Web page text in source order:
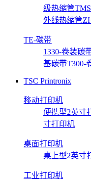
级热缩管
外线热缩管
TE-碳带
1330-卷装碳
基碳带T300-
TSC Printronix
移动打印机
便携型2英寸
寸打印机
桌面打印机
桌上型2英寸
工业打印机